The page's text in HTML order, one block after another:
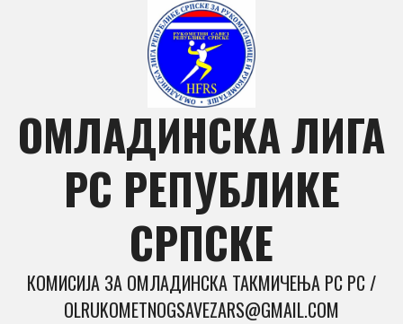
ОМЛАДИНСКА ЛИГА
РС РЕПУБЛИКЕ
СРПСКЕ
КОМИСИЈА ЗА ОМЛАДИНСКА ТАКМИЧЕЊА РС РС /
OLRUKOMETNOGSAVEZARS@GMAIL.COM